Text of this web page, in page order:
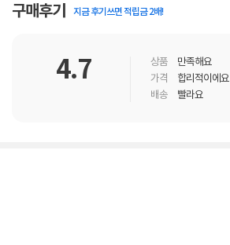
구매후기 지금 후기쓰면 적립금 2배!
4.7 상품 만족해요
가격
합리적이에요
배송
빨라요